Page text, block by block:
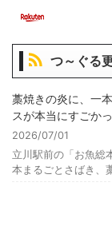
つ～ぐる
藁焼きの炎に、一
スが本当にすごか
2026/07/01
立川駅前の「お魚総
本まるごとさばき、